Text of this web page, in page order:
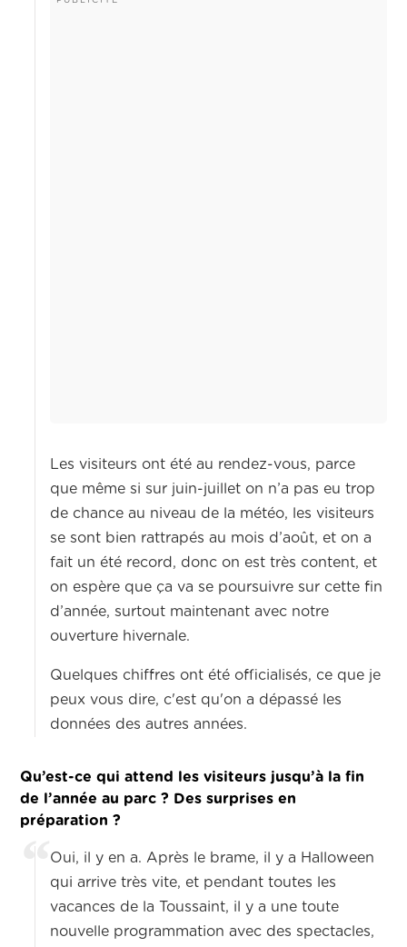
Les visiteurs ont été au rendez-vous, parce
que même si sur juin-juillet on n’a pas eu trop
de chance au niveau de la météo, les visiteurs
se sont bien rattrapés au mois d’août, et on a
fait un été record, donc on est très content, et
on espère que ça va se poursuivre sur cette fin
d’année, surtout maintenant avec notre
ouverture hivernale.
Quelques chiffres ont été officialisés, ce que je
peux vous dire, c'est qu'on a dépassé les
données des autres années.
Qu’est-ce qui attend les visiteurs jusqu’à la fin
de l’année au parc ? Des surprises en
préparation ?
Oui, il y en a. Après le brame, il y a Halloween
qui arrive très vite, et pendant toutes les
vacances de la Toussaint, il y a une toute
nouvelle programmation avec des spectacles,